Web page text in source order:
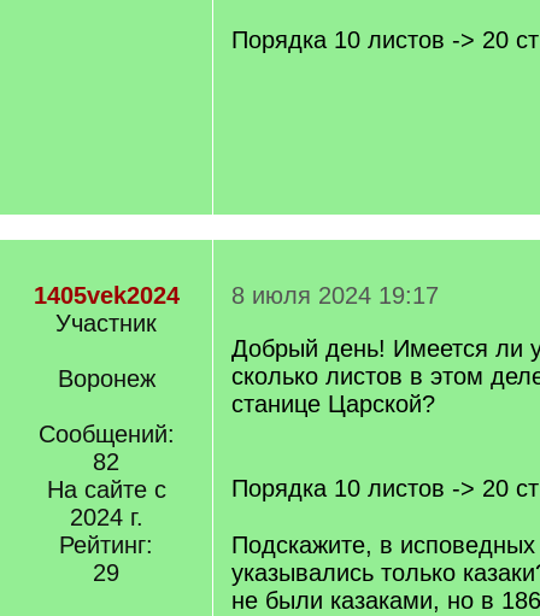
q
]
Порядка 10 листов -> 20
1405vek2024
Участник
Воронеж
Сообщений:
82
На сайте с
2024 г.
Рейтинг:
29
8 июля 2024 19:17
Добрый день! Имеется ли
сколько листов в этом
станице Царской?
Порядка 10 листов -> 20
Подскажите, в исповедных
указывались только
не были казаками, но в